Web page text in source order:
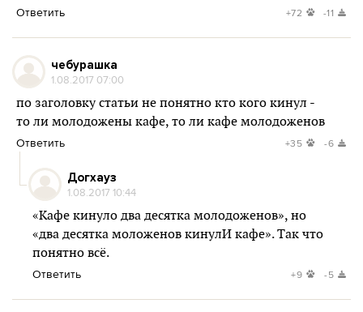
Ответить +72 -11
чебурашка
1.08.2017 07:00
по заголовку статьи не понятно кто кого кинул -
то ли молодожены кафе, то ли кафе молодоженов
Ответить +35 -6
Догхауз
1.08.2017 10:44
«Кафе кинуло два десятка молодоженов», но
«два десятка моложенов кинулИ кафе». Так что
понятно всё.
Ответить +9 -5